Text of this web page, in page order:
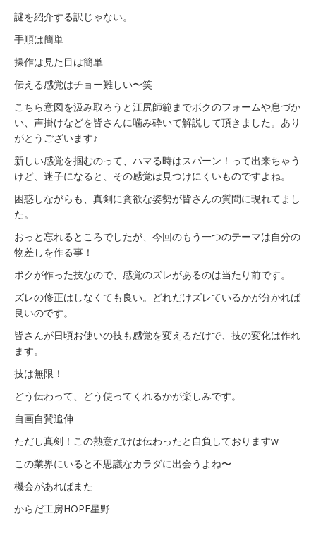
謎を紹介する訳じゃない。
手順は簡単
操作は見た目は簡単
伝える感覚はチョー難しい〜笑
こちら意図を汲み取ろうと江尻師範までボクのフォームや息づか
い、声掛けなどを皆さんに噛み砕いて解説して頂きました。あり
がとうございます♪
新しい感覚を掴むのって、ハマる時はスパーン！って出来ちゃう
けど、迷子になると、その感覚は見つけにくいものですよね。
困惑しながらも、真剣に貪欲な姿勢が皆さんの質問に現れてまし
た。
おっと忘れるところでしたが、今回のもう一つのテーマは自分の
物差しを作る事！
ボクが作った技なので、感覚のズレがあるのは当たり前です。
ズレの修正はしなくても良い。どれだけズレているかが分かれば
良いのです。
皆さんが日頃お使いの技も感覚を変えるだけで、技の変化は作れ
ます。
技は無限！
どう伝わって、どう使ってくれるかが楽しみです。
自画自賛追伸
ただし真剣！この熱意だけは伝わったと自負しておりますw
この業界にいると不思議なカラダに出会うよね〜
機会があればまた
からだ工房HOPE星野